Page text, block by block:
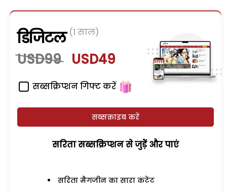
डिजिटल (1 साल)
USD99 USD49
सब्सक्रिप्शन गिफ्ट करें
सब्सक्राइब करें
सरिता सब्सक्रिप्शन से जुड़ेें और पाएं
सरिता मैगजीन का सारा कंटेंट